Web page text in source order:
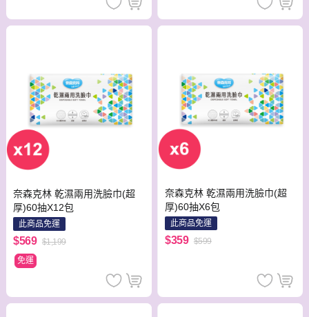
奈森克林 乾濕兩用洗臉巾(超
厚)60抽X12包
此商品免運
$569 $1,199
免運
奈森克林 乾濕兩用洗臉巾(超
厚)60抽X6包
此商品免運
$359 $599